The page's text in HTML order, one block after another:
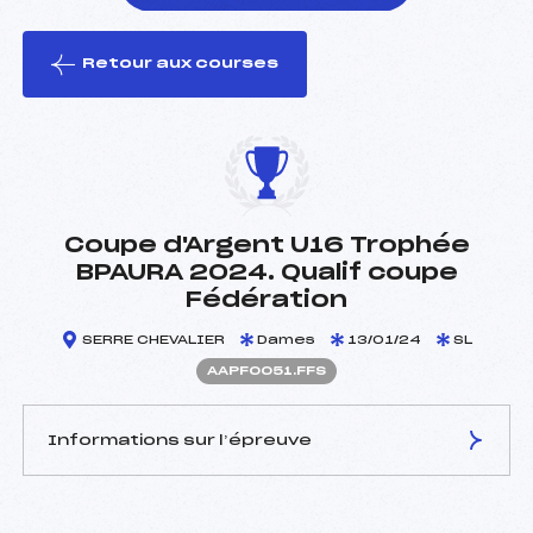
le ski
Retour aux courses
Coupe d'Argent U16 Trophée
BPAURA 2024. Qualif coupe
Fédération
SERRE CHEVALIER Dames 13/01/24 SL
AAPF0051.FFS
Informations sur l’épreuve